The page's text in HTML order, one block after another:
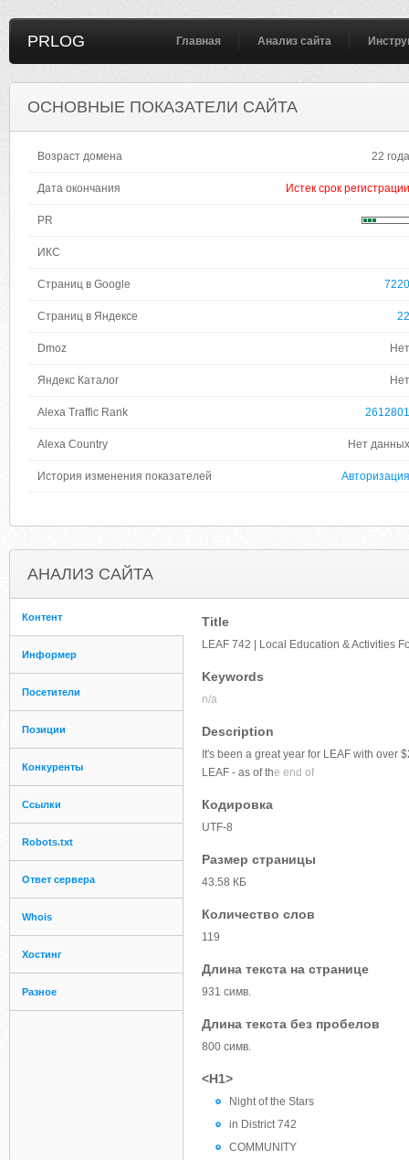
PRLOG Главная Анализ сайта
ОСНОВНЫЕ ПОКАЗАТЕЛИ САЙТА
Возраст домена 22 года
Дата окончания Истек срок регистрации
PR
ИКС
Страниц в Google 7220
Страниц в Яндексе 22
Dmoz Нет
Яндекс Каталог Нет
Alexa Traffic Rank 2612801
Alexa Country Нет данных
История изменения показателей Авторизация
АНАЛИЗ САЙТА
Контент
Информер
Посетители
Позиции
Конкуренты
Ссылки
Robots.txt
Ответ сервера
Whois
Хостинг
Разное
Title
LEAF 742 | Local Education & Activities
Keywords
n/a
Description
It's been a great year for LEAF with over
LEAF - as of the end of
Кодировка
UTF-8
Размер страницы
43.58 КБ
Количество слов
119
Длина текста на странице
931 симв.
Длина текста без пробелов
800 симв.
<H1>
Night of the Stars
in District 742
COMMUNITY